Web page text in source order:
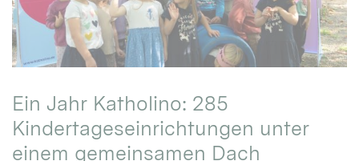
Ein Jahr Katholino: 285
Kindertageseinrichtungen unter
einem gemeinsamen Dach